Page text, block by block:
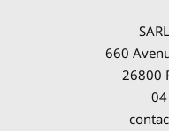
660
26800